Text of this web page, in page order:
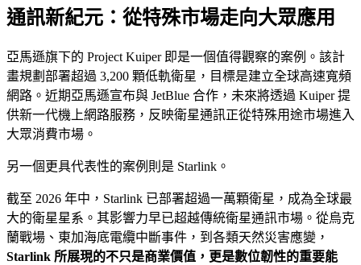
通訊新紀元：從特殊市場走向大眾應用
亞馬遜旗下的 Project Kuiper 即是一個值得觀察的案例。該計
畫規劃部署超過 3,200 顆低軌衛星，目標是建立全球高速寬頻
網路。近期亞馬遜宣布與 JetBlue 合作，未來將透過 Kuiper 提
供新一代機上網路服務，反映衛星通訊正從特殊用途市場進入
大眾消費市場。
另一個更具代表性的案例則是 Starlink。
截至 2026 年中，Starlink 已部署超過一萬顆衛星，成為全球最
大的衛星星系。其影響力早已超越傳統衛星通訊市場。從烏克
蘭戰場、東加海底電纜中斷事件，到各類天然災害應變，
Starlink 所展現的不只是商業價值，更是數位韌性的重要能